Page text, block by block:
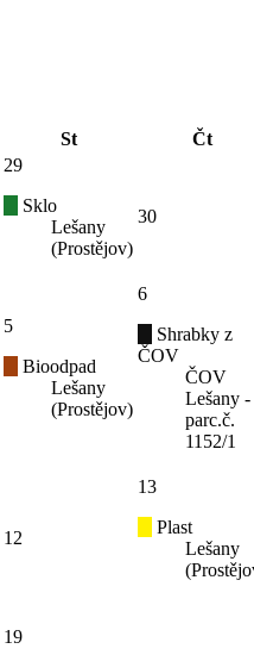
St
Čt
29
Sklo
Lešany
(Prostějov)
30
5
Bioodpad
Lešany
(Prostějov)
6
Shrabky z
ČOV
ČOV
Lešany -
parc.č.
1152/1
12
13
Plast
Lešany
19